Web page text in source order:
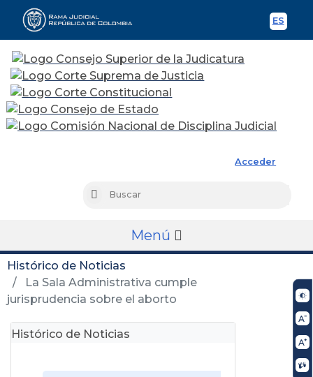
ES
Acceder
Buscar
Menú
Histórico de Noticias
La Sala Administrativa cumple
jurisprudencia sobre el aborto
Histórico de Noticias